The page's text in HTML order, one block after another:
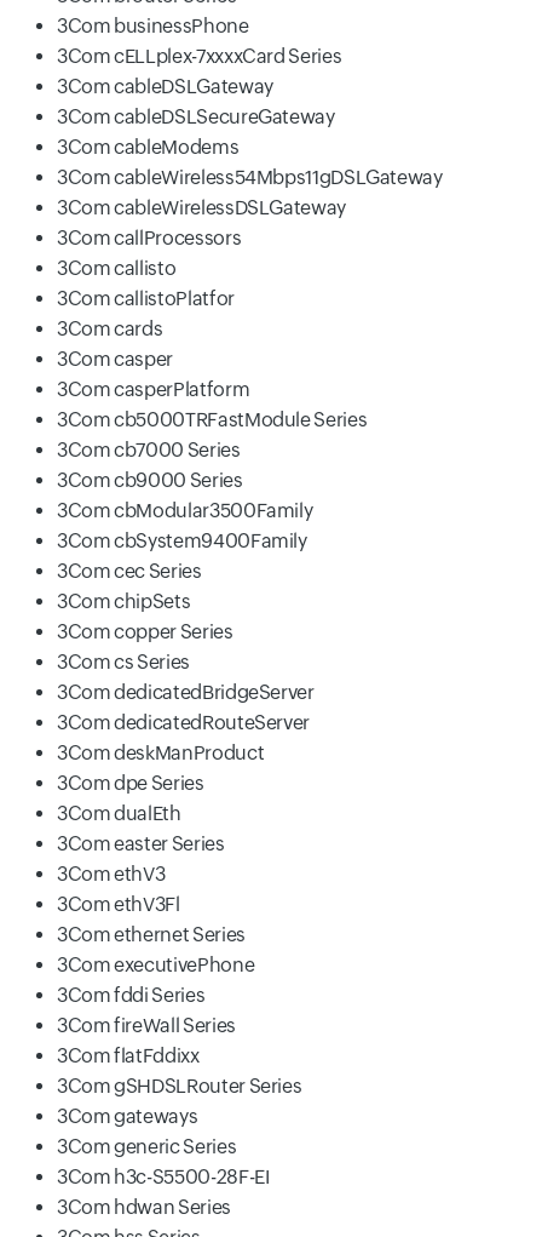
3Com businessPhone
3Com cELLplex-7xxxxCard Series
3Com cableDSLGateway
3Com cableDSLSecureGateway
3Com cableModems
3Com cableWireless54Mbps11gDSLGateway
3Com cableWirelessDSLGateway
3Com callProcessors
3Com callisto
3Com callistoPlatfor
3Com cards
3Com casper
3Com casperPlatform
3Com cb5000TRFastModule Series
3Com cb7000 Series
3Com cb9000 Series
3Com cbModular3500Family
3Com cbSystem9400Family
3Com cec Series
3Com chipSets
3Com copper Series
3Com cs Series
3Com dedicatedBridgeServer
3Com dedicatedRouteServer
3Com deskManProduct
3Com dpe Series
3Com dualEth
3Com easter Series
3Com ethV3
3Com ethV3Fl
3Com ethernet Series
3Com executivePhone
3Com fddi Series
3Com fireWall Series
3Com flatFddixx
3Com gSHDSLRouter Series
3Com gateways
3Com generic Series
3Com h3c-S5500-28F-EI
3Com hdwan Series